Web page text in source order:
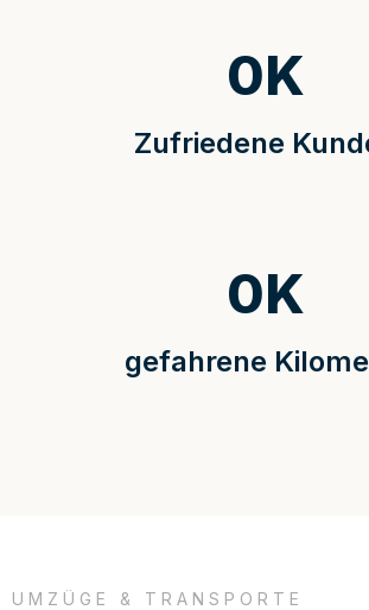
Zufriedene
0K
gefahrene
0K
UMZÜGE & TRANSPORTE